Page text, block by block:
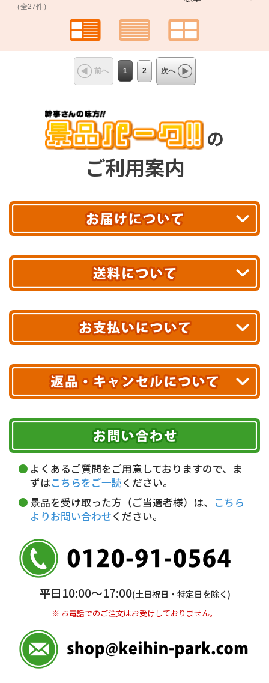
（全27件）
前へ 1 2 次へ
の
ご利用案内
最短翌日お届け!
あす着エリアが対象です。
エリアやお届け日の確認はこちら▶
※ 配送業者による配送遅延が生じる可能性がございます。
※ 沖縄・離島はお届けできません。
送料無料!
10,000円未満 全国一律1,100円(税込)
配送業者
ヤマト運輸
お届け可能時間帯
午前中 14～16時
16～18時
18～20時
19～21時 指定なし
クレジットカード
代金引換(現金のみ)
5,000円未満…330円(税込)
銀行振込(前払い)
普通 7263489
＜口座名＞ カ）ディースタイル
※ 振込み手数料お客様ご負担。
期限を含むルール（条件）や、お客様にご負担い
ただく費用がございます。
詳しくはこちら▶
よくあるご質問をご用意しておりますので、ま
ずはこちらをご一読ください。
景品を受け取った方（ご当選者様）は、 こちら
よりお問い合わせください。
平日10:00〜17:00(土日祝日・特定日を除く)
※ お電話でのご注文はお受けしておりません。